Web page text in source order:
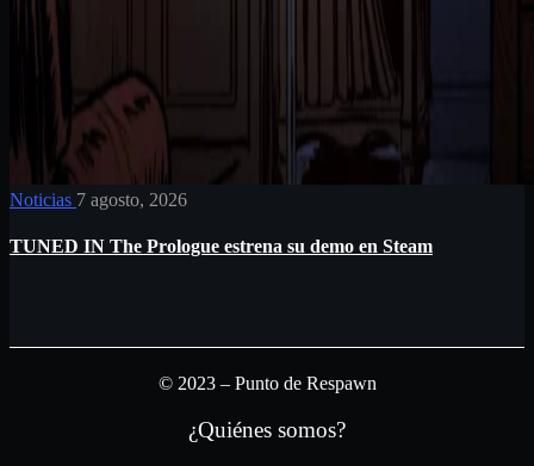
Noticias 7 agosto, 2026
TUNED IN The Prologue estrena su demo en Steam
© 2023 – Punto de Respawn
¿Quiénes somos?